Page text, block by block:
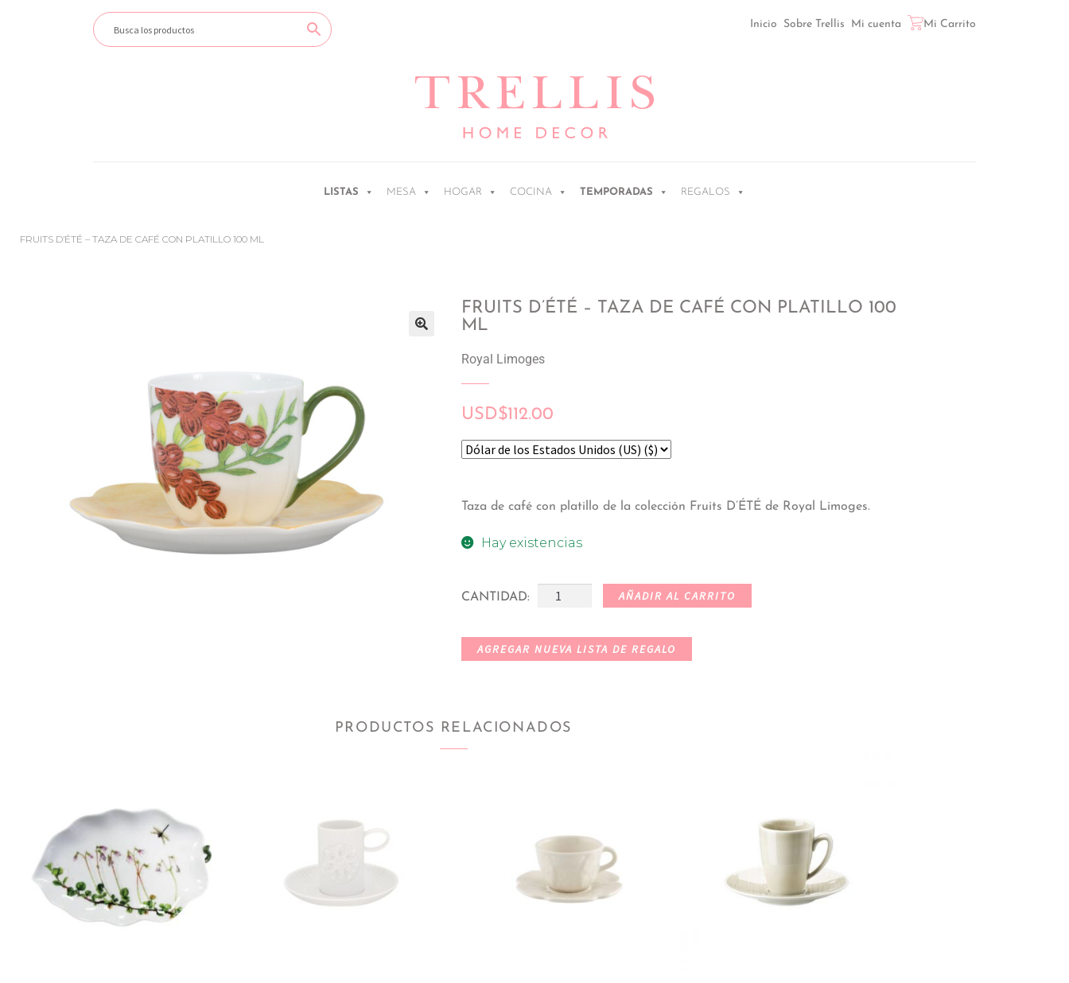
Inicio Sobre Trellis Mi cuenta Mi Carrito
LISTAS MESA HOGAR COCINA TEMPORADAS REGALOS
FRUITS D’ÉTÉ – TAZA DE CAFÉ CON PLATILLO 100 ML
FRUITS D’ÉTÉ – TAZA DE CAFÉ CON PLATILLO 100
ML
Royal Limoges
USD$112.00
Taza de café con platillo de la colección Fruits D’ÉTÉ de Royal Limoges.
Hay existencias
CANTIDAD: AÑADIR AL CARRITO
AGREGAR NUEVA LISTA DE REGALO
PRODUCTOS RELACIONADOS